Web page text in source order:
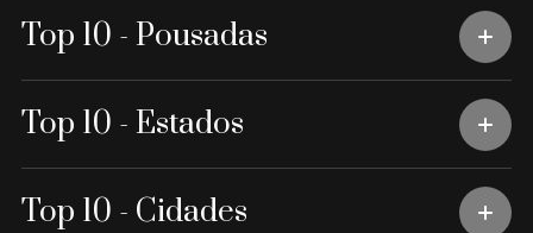
Top 10 - Pousadas
Top 10 - Estados
Top 10 - Cidades